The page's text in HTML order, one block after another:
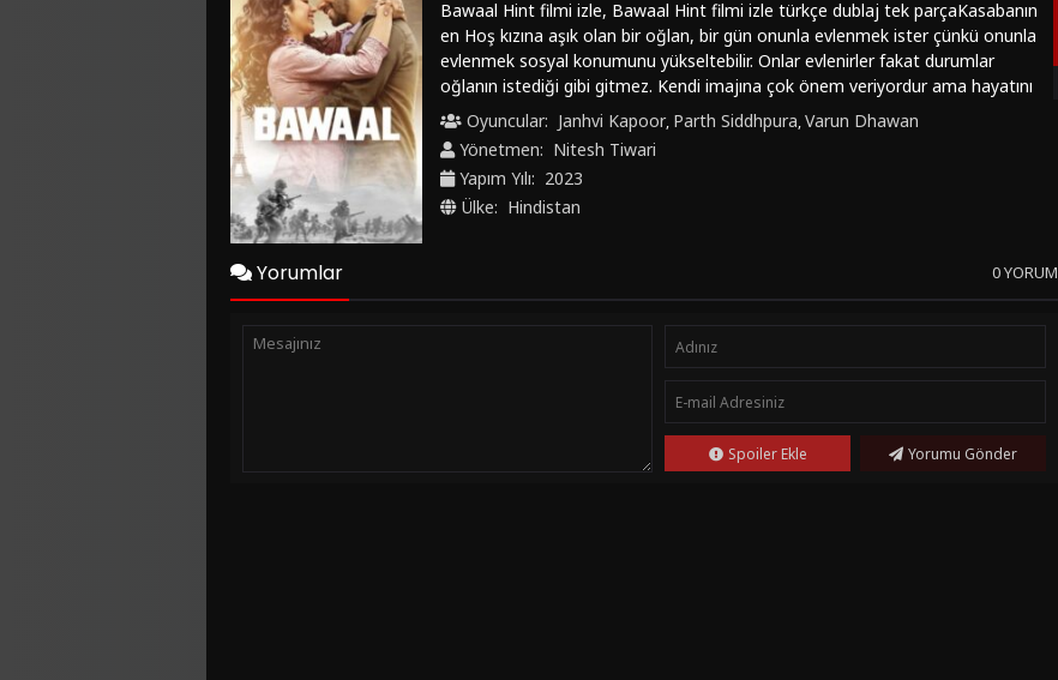
Bawaal Hint filmi izle, Bawaal Hint filmi izle türkçe dublaj tek parçaKasabanın
en Hoş kızına aşık olan bir oğlan, bir gün onunla evlenmek ister çünkü onunla
evlenmek sosyal konumunu yükseltebilir. Onlar evlenirler fakat durumlar
oğlanın istediği gibi gitmez. Kendi imajına çok önem veriyordur ama hayatını
bir türlü düzene sokamıyordur. Kız da ona bir ders vermek ve kendine
gelmesini sağlamak için tavrını değiştirir. https://hintfilmizle.vip/ keyifli seyirler
diler.
Oyuncular: Janhvi Kapoor, Parth Siddhpura,Varun Dhawan
Yönetmen: Nitesh Tiwari
Yapım Yılı: 2023
Ülke: Hindistan
Yorumlar 0 YORUM
Spoiler Ekle Yorumu Gönder